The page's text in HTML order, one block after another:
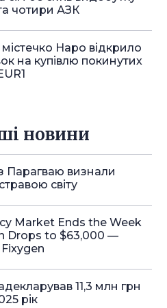
чотири АЗК
Наро відкрило
на купівлю покинутих
новини
Парагваю визнали
світу
Market Ends the Week
Drops to $63,000 —
11,3 млн грн
рік